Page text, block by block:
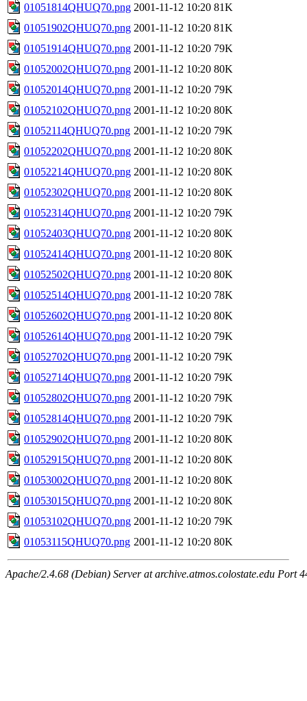
01051814QHUQ70.png 2001-11-12 10:20 81K
01051902QHUQ70.png 2001-11-12 10:20 81K
01051914QHUQ70.png 2001-11-12 10:20 79K
01052002QHUQ70.png 2001-11-12 10:20 80K
01052014QHUQ70.png 2001-11-12 10:20 79K
01052102QHUQ70.png 2001-11-12 10:20 80K
01052114QHUQ70.png 2001-11-12 10:20 79K
01052202QHUQ70.png 2001-11-12 10:20 80K
01052214QHUQ70.png 2001-11-12 10:20 80K
01052302QHUQ70.png 2001-11-12 10:20 80K
01052314QHUQ70.png 2001-11-12 10:20 79K
01052403QHUQ70.png 2001-11-12 10:20 80K
01052414QHUQ70.png 2001-11-12 10:20 80K
01052502QHUQ70.png 2001-11-12 10:20 80K
01052514QHUQ70.png 2001-11-12 10:20 78K
01052602QHUQ70.png 2001-11-12 10:20 80K
01052614QHUQ70.png 2001-11-12 10:20 79K
01052702QHUQ70.png 2001-11-12 10:20 79K
01052714QHUQ70.png 2001-11-12 10:20 79K
01052802QHUQ70.png 2001-11-12 10:20 79K
01052814QHUQ70.png 2001-11-12 10:20 79K
01052902QHUQ70.png 2001-11-12 10:20 80K
01052915QHUQ70.png 2001-11-12 10:20 80K
01053002QHUQ70.png 2001-11-12 10:20 80K
01053015QHUQ70.png 2001-11-12 10:20 80K
01053102QHUQ70.png 2001-11-12 10:20 79K
01053115QHUQ70.png 2001-11-12 10:20 80K
Apache/2.4.68 (Debian) Server at archive.atmos.colostate.edu Port